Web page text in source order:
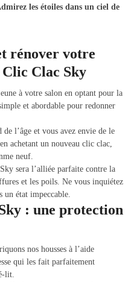
les étoiles dans un ciel de
rénover votre
Clic Clac Sky
à votre salon en optant pour la
et abordable pour redonner
l’âge et vous avez envie de le
achetant un nouveau clic clac,
neuf.
sera l’alliée parfaite contre la
et les poils. Ne vous inquiétez
un état impeccable.
: une protection
nos housses à l’aide
qui les fait parfaitement
lit.